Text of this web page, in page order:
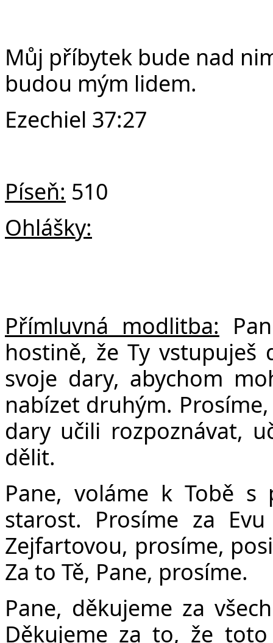
Můj příbytek bude nad
budou mým lidem.
Ezechiel 37:27
Píseň: 510
Ohlášky:
Přímluvná modlitba:
hostině, že Ty
svoje dary, abychom
nabízet druhým.
dary učili rozpoznávat,
dělit.
Pane, voláme k Tobě
starost. Prosíme za
Zejfartovou, prosíme,
Za to Tě, Pane, prosíme.
Pane, děkujeme za
Děkujeme za to, že